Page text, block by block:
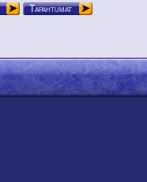
Tapahtumat